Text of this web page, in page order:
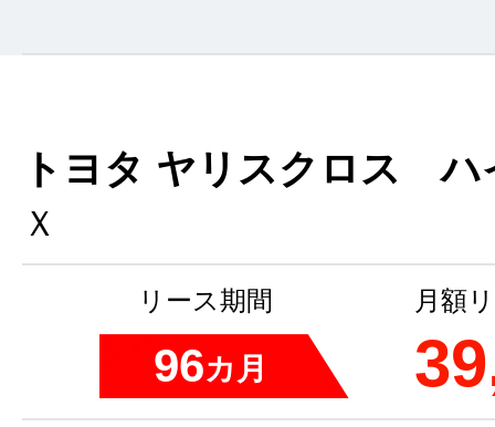
トヨタ ヤリスクロス ハ
Ｘ
リース期間
96カ月
月額